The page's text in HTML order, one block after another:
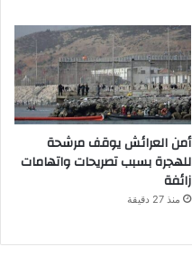
أمن العرائش يوقف مرشحة
للهجرة بسبب تصريحات واتهامات
زائفة
منذ 27 دقيقة